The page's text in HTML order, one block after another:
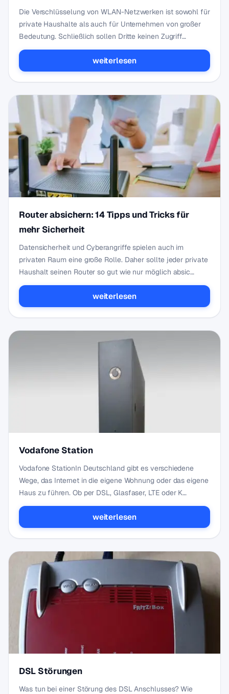
Die Verschlüsselung von WLAN-Netzwerken ist sowohl für
private Haushalte als auch für Unternehmen von großer
Bedeutung. Schließlich sollen Dritte keinen Zugriff…
weiterlesen
Router absichern: 14 Tipps und Tricks für
mehr Sicherheit
Datensicherheit und Cyberangriffe spielen auch im
privaten Raum eine große Rolle. Daher sollte jeder private
Haushalt seinen Router so gut wie nur möglich absic…
weiterlesen
Vodafone Station
Vodafone StationIn Deutschland gibt es verschiedene
Wege, das Internet in die eigene Wohnung oder das eigene
Haus zu führen. Ob per DSL, Glasfaser, LTE oder K…
weiterlesen
DSL Störungen
Was tun bei einer Störung des DSL Anschlusses? Wie